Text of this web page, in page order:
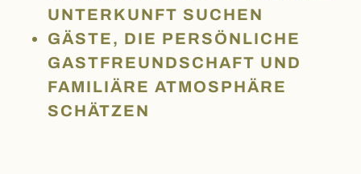
UNTERKUNFT SUCHEN
GÄSTE, DIE PERSÖNLICHE
GASTFREUNDSCHAFT UND
FAMILIÄRE ATMOSPHÄRE
SCHÄTZEN